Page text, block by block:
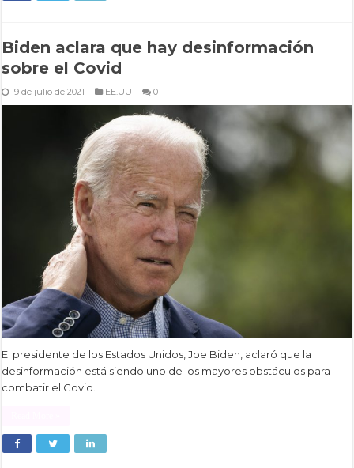
Biden aclara que hay desinformación
sobre el Covid
19 de julio de 2021 EE.UU 0
El presidente de los Estados Unidos, Joe Biden, aclaró que la
desinformación está siendo uno de los mayores obstáculos para
combatir el Covid.